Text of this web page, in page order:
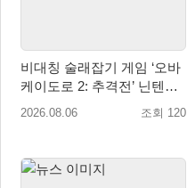
비대칭 술래잡기 게임 ‘오바
케이도로 2: 추격전’ 닌텐도
eShop 출시
2026.08.06 조회 120